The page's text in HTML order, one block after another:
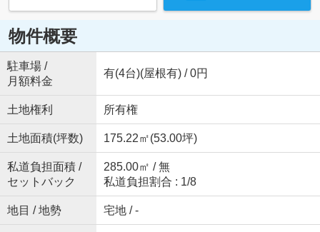
物件概要
駐車場 /
月額料金
有(4台)(屋根有) / 0円
土地権利 所有権
土地面積(坪数) 175.22㎡(53.00坪)
私道負担面積 /
セットバック
285.00㎡ / 無
私道負担割合 : 1/8
地目 / 地勢 宅地 / -